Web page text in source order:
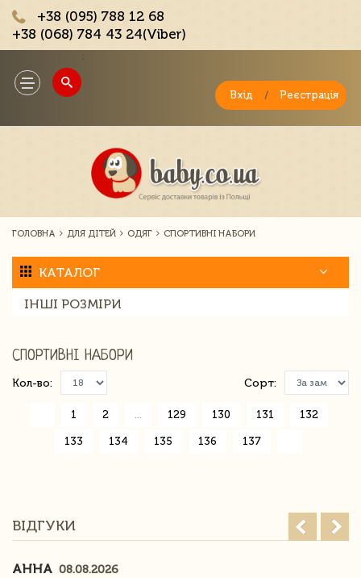
+38 (095) 788 12 68
+38 (068) 784 43 24(Viber)
Toggle
navigation
Вхід / Реєстрація
ГОЛОВНА ДЛЯ ДІТЕЙ ОДЯГ СПОРТИВНІ НАБОРИ
КАТАЛОГ
ІНШІ РОЗМІРИ
СПОРТИВНІ НАБОРИ
Кол-во: Сорт:
1 2 129 130 131 132
133 134 135 136 137
ВІДГУКИ
АННА 08.08.2026